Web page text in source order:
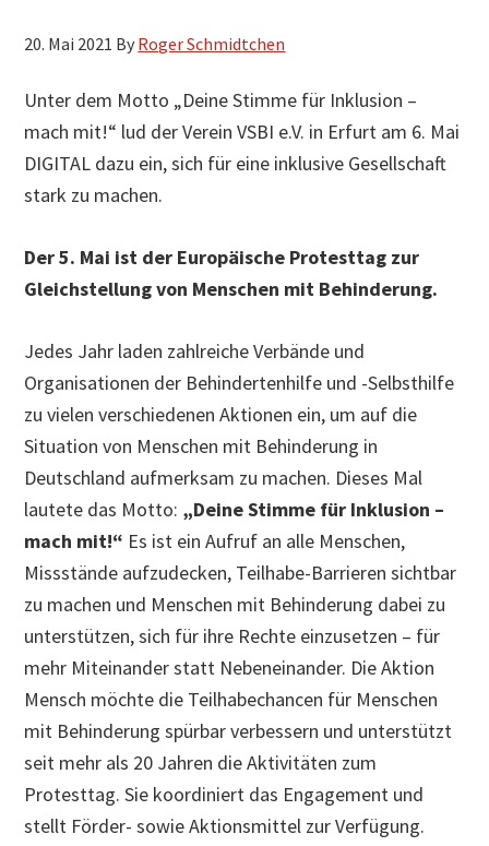
20. Mai 2021 By Roger Schmidtchen
Unter dem Motto „Deine Stimme für Inklusion –
mach mit!“ lud der Verein VSBI e.V. in Erfurt am 6. Mai
DIGITAL dazu ein, sich für eine inklusive Gesellschaft
stark zu machen.
Der 5. Mai ist der Europäische Protesttag zur
Gleichstellung von Menschen mit Behinderung.
Jedes Jahr laden zahlreiche Verbände und
Organisationen der Behindertenhilfe und -Selbsthilfe
zu vielen verschiedenen Aktionen ein, um auf die
Situation von Menschen mit Behinderung in
Deutschland aufmerksam zu machen. Dieses Mal
lautete das Motto: „Deine Stimme für Inklusion –
mach mit!“ Es ist ein Aufruf an alle Menschen,
Missstände aufzudecken, Teilhabe-Barrieren sichtbar
zu machen und Menschen mit Behinderung dabei zu
unterstützen, sich für ihre Rechte einzusetzen – für
mehr Miteinander statt Nebeneinander. Die Aktion
Mensch möchte die Teilhabechancen für Menschen
mit Behinderung spürbar verbessern und unterstützt
seit mehr als 20 Jahren die Aktivitäten zum
Protesttag. Sie koordiniert das Engagement und
stellt Förder- sowie Aktionsmittel zur Verfügung.